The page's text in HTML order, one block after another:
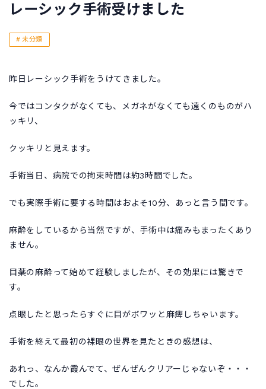
0120-11-2287
レーシック手術受けました
未分類
昨日レーシック手術をうけてきました。
今ではコンタクがなくても、メガネがなくても遠くのものがハ
ッキリ、
クッキリと見えます。
手術当日、病院での拘束時間は約3時間でした。
でも実際手術に要する時間はおよそ10分、あっと言う間です。
麻酔をしているから当然ですが、手術中は痛みもまったくあり
ません。
目薬の麻酔って始めて経験しましたが、その効果には驚きで
す。
点眼したと思ったらすぐに目がボワッと麻痺しちゃいます。
手術を終えて最初の裸眼の世界を見たときの感想は、
あれっ、なんか霞んでて、ぜんぜんクリアーじゃないぞ・・・
でした。